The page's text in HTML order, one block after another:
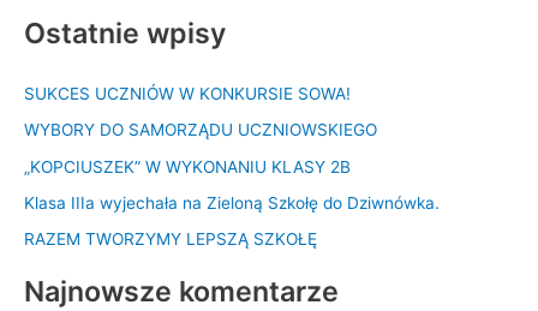
u
a
j
d
l
Ostatnie wpisy
SUKCES UCZNIÓW W KONKURSIE SOWA!
WYBORY DO SAMORZĄDU UCZNIOWSKIEGO
„KOPCIUSZEK” W WYKONANIU KLASY 2B
Klasa IIIa wyjechała na Zieloną Szkołę do Dziwnówka.
RAZEM TWORZYMY LEPSZĄ SZKOŁĘ
Najnowsze komentarze